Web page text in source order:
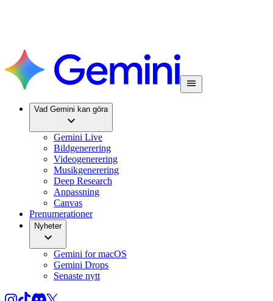
Vad Gemini kan göra
Gemini Live
Bildgenerering
Videogenerering
Musikgenerering
Deep Research
Anpassning
Canvas
Prenumerationer
Nyheter
Gemini for macOS
Gemini Drops
Senaste nytt